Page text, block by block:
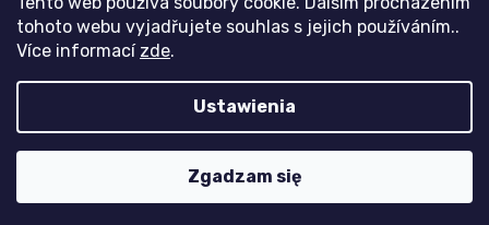
tohoto webu vyjadřujete souhlas s jejich používáním..
Více informací zde.
Ustawienia
Zgadzam się
Edytuj ustawienia plików cookie